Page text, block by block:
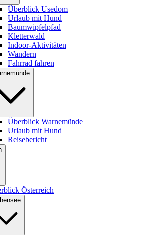
Überblick Usedom
Urlaub mit Hund
Baumwipfelpfad
Kletterwald
Indoor-Aktivitäten
Wandern
Fahrrad fahren
Überblick Warnemünde
Urlaub mit Hund
Reisebericht
Österreich